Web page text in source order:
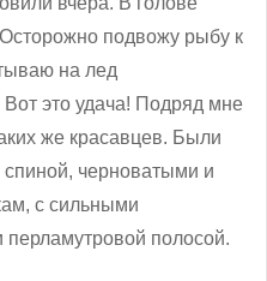
подвожу рыбу к
на лед
это удача! Подряд мне
же красавцев. Были
спиной, черноватыми и
с сильными
полосой.